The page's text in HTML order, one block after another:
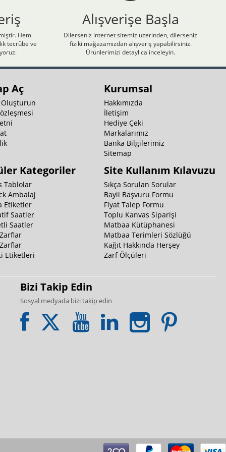
Hem
tecrübe ve
Alışverişe Başla
Dilerseniz internet sitemiz üzerinden, dilerseniz
fiziki mağazamızdan alışveriş yapabilirsiniz.
Ürünlerimizi detaylıca inceleyin.
Aç
Oluşturun
Kategoriler
Tablolar
Ambalaj
Etiketler
Saatler
Saatler
Etiketleri
Kurumsal
Hakkımızda
İletişim
Hediye Çeki
Markalarımız
Banka Bilgilerimiz
Sitemap
Site Kullanım Kılavuzu
Sıkça Sorulan Sorular
Bayii Başvuru Formu
Fiyat Talep Formu
Toplu Kanvas Siparişi
Matbaa Kütüphanesi
Matbaa Terimleri Sözlüğü
Kağıt Hakkında Herşey
Zarf Ölçüleri
Bizi Takip Edin
Sosyal medyada bizi takip edin